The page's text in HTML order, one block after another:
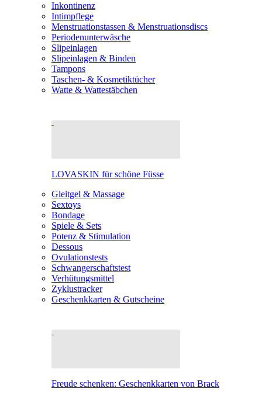
Inkontinenz
Intimpflege
Menstruationstassen & Menstruationsdiscs
Periodenunterwäsche
Slipeinlagen
Slipeinlagen & Binden
Tampons
Taschen- & Kosmetiktücher
Watte & Wattestäbchen
LOVASKIN für schöne Füsse
Gleitgel & Massage
Sextoys
Bondage
Spiele & Sets
Potenz & Stimulation
Dessous
Ovulationstests
Schwangerschaftstest
Verhütungsmittel
Zyklustracker
Geschenkkarten & Gutscheine
Freude schenken: Geschenkkarten von Brack